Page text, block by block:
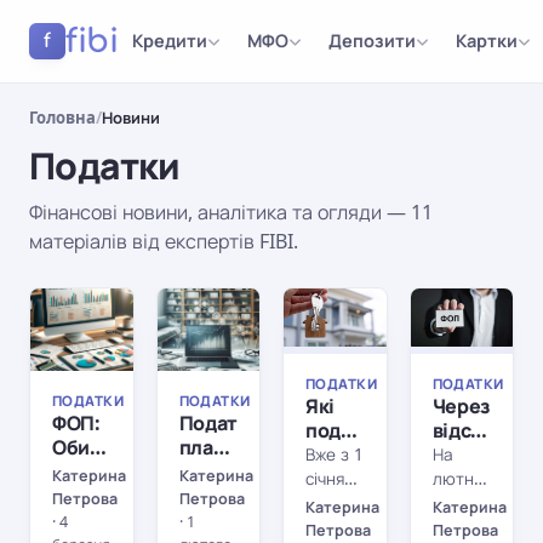
f fibi Кредити МФО Депозити Картки
Головна/Новини
Податки
Фінансові новини, аналітика та огляди — 11
матеріалів від експертів FIBI.
Результати
ПОДАТКИ
ПОДАТКИ
ФОП:
Обираємо
оптимальну
систему
оподаткування
Катерина
Петрова
·4
ПОДАТКИ
ПОДАТКИ
Податкове
планування
як
інструмент
фінансового
Катерина
Петрова
· 1
ПОДАТКИ
ПОДАТКИ
Які
податки
на
продаж
нерухомості
у 2022
Вже з 1
січня
2022
року
Катерина
Петрова
ПОДАТКИ
ПОДАТКИ
Через
відсутність
касових
апаратів
ФОП
На
лютневій
сесії
парламенту
Катерина
Петрова